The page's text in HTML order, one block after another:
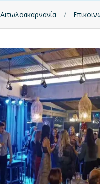
Αιτωλοακαρνανία